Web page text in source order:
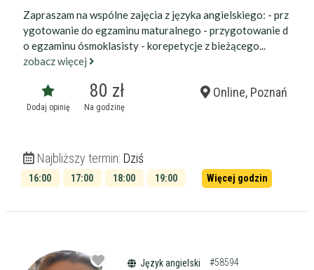
Zapraszam na wspólne zajęcia z języka angielskiego: - prz
ygotowanie do egzaminu maturalnego - przygotowanie d
o egzaminu ósmoklasisty - korepetycje z bieżącego...
zobacz więcej
Dodaj opinię
80 zł
Na godzinę
Online, Poznań
Najbliższy termin: Dziś
16:00 17:00 18:00
19:00
Więcej godzin
Język angielski #58594